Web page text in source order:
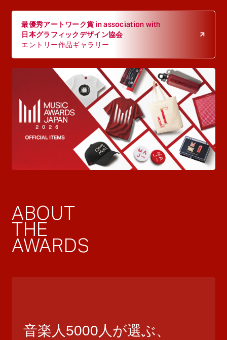
最優秀アートワーク賞 in association with
日本グラフィックデザイン協会
エントリー作品ギャラリー
ABOUT
THE
AWARDS
音楽人5000人が選ぶ、